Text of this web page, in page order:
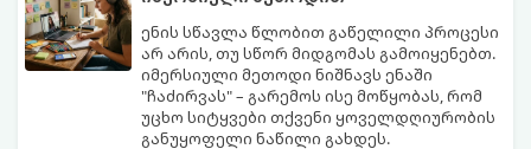
ენის სწავლა წლობით გაწელილი პროცესი
არ არის, თუ სწორ მიდგომას გამოიყენებთ.
იმერსიული მეთოდი ნიშნავს ენაში
"ჩაძირვას" – გარემოს ისე მოწყობას, რომ
უცხო სიტყვები თქვენი ყოველდღიურობის
განუყოფელი ნაწილი გახდეს.